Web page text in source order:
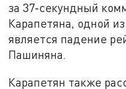
за 37‑секундный
Карапетяна, одной
является падение
Пашиняна.
Карапетян также